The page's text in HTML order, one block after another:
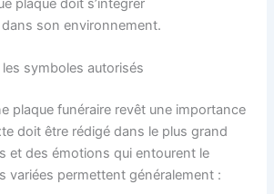
plaque doit s’intégrer
son environnement.
symboles autorisés
plaque funéraire revêt une importance
doit être rédigé dans le plus grand
et des émotions qui entourent le
variées permettent généralement :